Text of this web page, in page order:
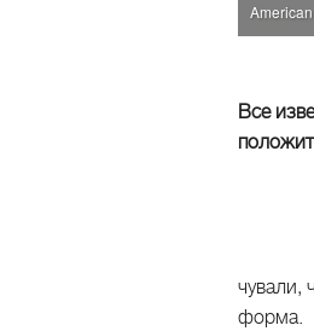
Все
чували,
форма.